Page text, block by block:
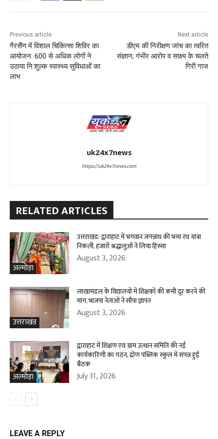
Previous article
गैरसैंण में विशाल चिकित्सा शिविर का
आयोजन: 600 से अधिक लोगों ने
उठाया नि:शुल्क स्वास्थ्य सुविधाओं का
लाभ
Next article
डीएम की निरीक्षण जांच का त्वरित
संज्ञान; गंभीर आरोप व साक्ष्य के चलते
गिरी गाज
uk24x7news
https://uk24x7news.com
RELATED ARTICLES
अल्मोड़ा
उत्तराखंड: द्वाराहाट में भगवान जगन्नाथ की भव्य रथ यात्रा
निकली, हजारों श्रद्धालुओं ने लिया हिस्सा
August 3, 2026
उत्तराखंड
लाखामंडल के विद्यालयों में शिक्षकों की कमी दूर करने की
मांग, भाजपा नेताओं ने सौंपा ज्ञापन
August 3, 2026
अल्मोड़ा
द्वाराहाट में शिक्षण एवं ग्राम उत्थान समिति की नई
कार्यकारिणी का गठन, द्रोण पब्लिक स्कूल में संपन्न हुई
बैठक
July 31, 2026
LEAVE A REPLY